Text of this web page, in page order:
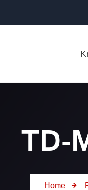
TD-
Home